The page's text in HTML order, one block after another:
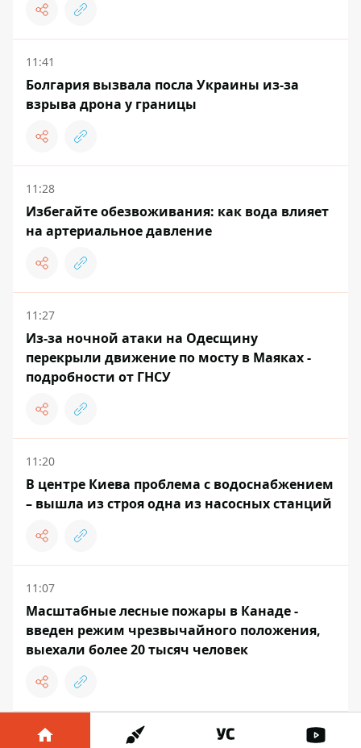
11:41
Болгария вызвала посла Украины из-за
взрыва дрона у границы
11:28
Избегайте обезвоживания: как вода влияет
на артериальное давление
11:27
Из-за ночной атаки на Одесщину
перекрыли движение по мосту в Маяках -
подробности от ГНСУ
11:20
В центре Киева проблема с водоснабжением
– вышла из строя одна из насосных станций
11:07
Масштабные лесные пожары в Канаде -
введен режим чрезвычайного положения,
выехали более 20 тысяч человек
11:01